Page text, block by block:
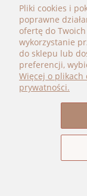
Promocje
Marki
BOHO BÉBÉ
+48 696 696
Instagram
Facebook
Pliki cookies i
poprawne
ofertę do
wykorzystanie
do sklepu lub
preferencji,
Więcej o plikach
prywatności.